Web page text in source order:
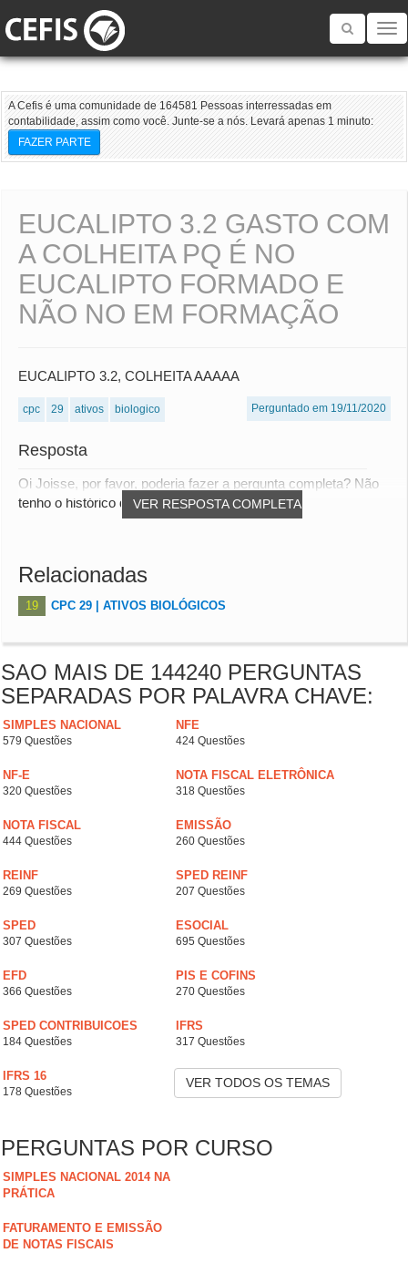
Toggle
A Cefis é uma comunidade de 164581 Pessoas interressadas em
contabilidade, assim como você. Junte-se a nós. Levará apenas 1 minuto:
FAZER PARTE
EUCALIPTO 3.2 GASTO COM
A COLHEITA PQ É NO
EUCALIPTO FORMADO E
NÃO NO EM FORMAÇÃO
EUCALIPTO 3.2, COLHEITA AAAAA
cpc 29 ativos biologico Perguntado em 19/11/2020
Resposta
VER RESPOSTA COMPLETA
Oi Joisse, por favor, poderia fazer a pergunta completa? Não
tenho o histórico de perguntas anterio...
Relacionadas
19 CPC 29 | ATIVOS BIOLÓGICOS
SAO MAIS DE 144240 PERGUNTAS
SEPARADAS POR PALAVRA CHAVE:
SIMPLES NACIONAL
579 Questões
NFE
424 Questões
NF-E
320 Questões
NOTA FISCAL ELETRÔNICA
318 Questões
NOTA FISCAL
444 Questões
EMISSÃO
260 Questões
REINF
269 Questões
SPED REINF
207 Questões
SPED
307 Questões
ESOCIAL
695 Questões
EFD
366 Questões
PIS E COFINS
270 Questões
SPED CONTRIBUICOES
184 Questões
IFRS
317 Questões
IFRS 16
178 Questões
VER TODOS OS TEMAS
PERGUNTAS POR CURSO
SIMPLES NACIONAL 2014 NA
PRÁTICA
FATURAMENTO E EMISSÃO
DE NOTAS FISCAIS